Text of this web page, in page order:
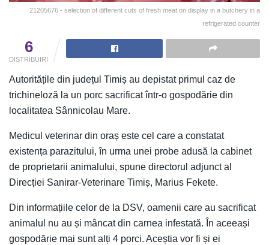
21205676 - selection of different cuts of fresh meat on display in a butchery in a
refrigerated counter
6
DISTRIBUIRI
Autoritățile din județul Timiș au depistat primul caz de
trichineloză la un porc sacrificat într-o gospodărie din
localitatea Sânnicolau Mare.
Medicul veterinar din oraș este cel care a constatat
existența parazitului, în urma unei probe adusă la cabinet
de proprietarii animalului, spune directorul adjunct al
Direcției Sanirar-Veterinare Timiș, Marius Fekete.
Din informațiile celor de la DSV, oamenii care au sacrificat
animalul nu au și mâncat din carnea infestată. În aceeași
gospodărie mai sunt alți 4 porci. Aceștia vor fi și ei